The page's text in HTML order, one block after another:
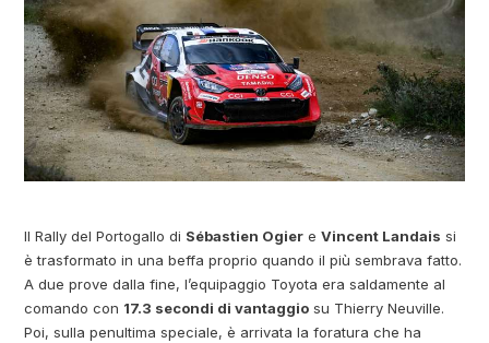
Il Rally del Portogallo di Sébastien Ogier eVincent Landais si
è trasformato in una beffa proprio quando il più sembrava fatto.
A due prove dalla fine, l’equipaggio Toyota era saldamente al
comando con 17.3 secondi di vantaggio su Thierry Neuville.
Poi, sulla penultima speciale, è arrivata la foratura che ha